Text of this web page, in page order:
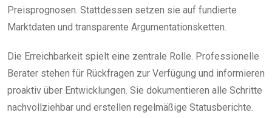
Preisprognosen. Stattdessen setzen sie auf fundierte
Marktdaten und transparente Argumentationsketten.
Die Erreichbarkeit spielt eine zentrale Rolle. Professionelle
Berater stehen für Rückfragen zur Verfügung und informieren
proaktiv über Entwicklungen. Sie dokumentieren alle Schritte
nachvollziehbar und erstellen regelmäßige Statusberichte.